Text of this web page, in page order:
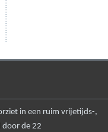
in een ruim vrijetijds-,
door de 22